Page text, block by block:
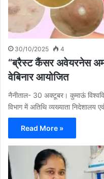
30/10/2025 4
“ब्रैस्ट कैंसर अवेयरनेस
वेबिनार आयोजित
नैनीताल- 30 अक्टूबर। कुमाऊं
विभाग में अतिथि व्यख्याता
Read More »